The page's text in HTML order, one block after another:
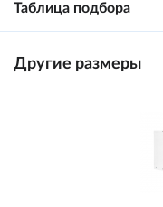
Таблица подбора
Другие размеры